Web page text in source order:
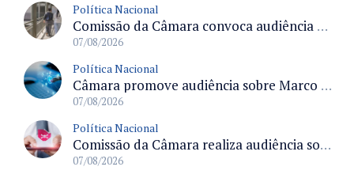
Política Nacional
Comissão da Câmara convoca audiência para discutir misoginia nas escolas e universidades após divulgação de listas misóginas
07/08/2026
Política Nacional
Câmara promove audiência sobre Marco de Fomento à Economia Digital e impactos da inteligência artificial
07/08/2026
Política Nacional
Comissão da Câmara realiza audiência sobre apostas online para medir o tamanho do mercado ilegal
07/08/2026